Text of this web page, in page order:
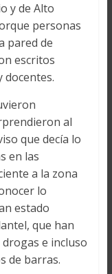
y de Alto
personas
pared de
escritos
docentes.
al
que decía lo
en las
a la zona
lo
estado
que han
e incluso
de barras.